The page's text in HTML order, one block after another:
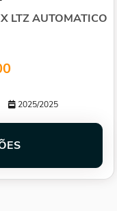
LTZ AUTOMATICO
2025/2025